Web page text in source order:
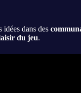
idées dans des
du jeu.